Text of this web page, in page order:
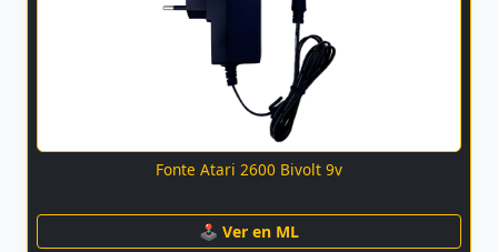
Fonte Atari 2600 Bivolt 9v
🕹 Ver en ML